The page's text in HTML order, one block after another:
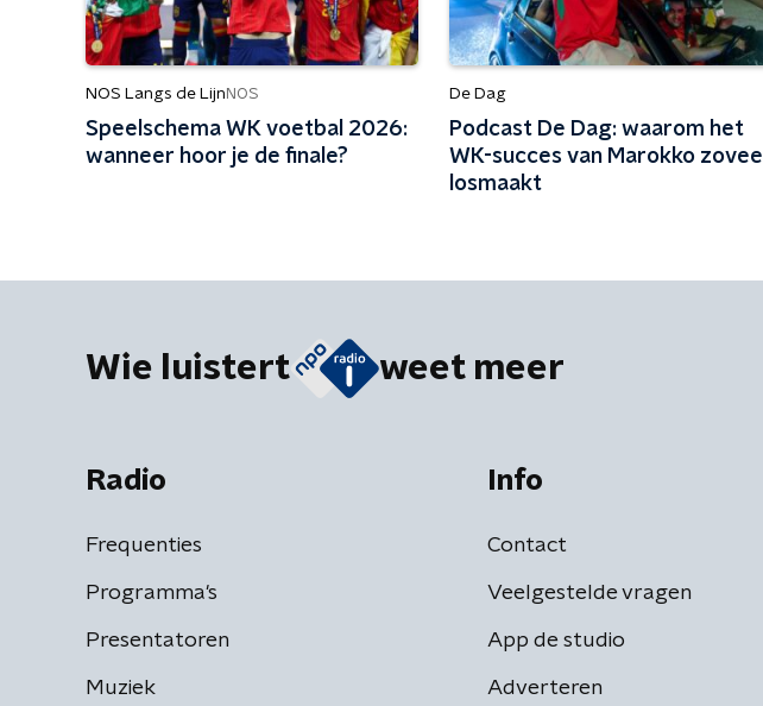
NOS Langs de Lijn NOS
Speelschema WK voetbal 2026:
wanneer hoor je de finale?
De Dag
Podcast De Dag: waarom het
WK-succes van Marokko zoveel
losmaakt
Wie luistert weet meer
Radio
Frequenties
Programma's
Presentatoren
Muziek
Info
Contact
Veelgestelde vragen
App de studio
Adverteren